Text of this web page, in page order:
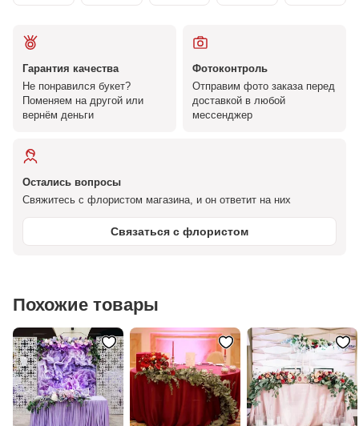
Гарантия качества
Не понравился букет?
Поменяем на другой или
вернём деньги
Фотоконтроль
Отправим фото заказа перед
доставкой в любой
мессенджер
Остались вопросы
Свяжитесь с флористом магазина, и он ответит на них
Связаться с флористом
Похожие товары